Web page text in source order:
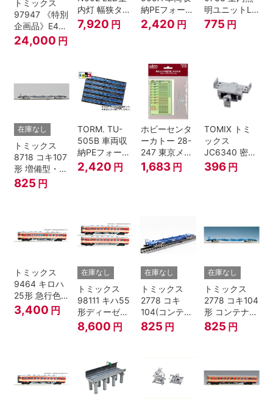
トミックス
97947 《特別
企画品》E4系
上越新幹線 新
塗装・ラスト
24,000 円
内灯 幅狭タイ
プ・白色 10本
鉄道模型
7,920 円
納PEフォーム
12両用 (ライ
トグレー) 2枚
2,420 円
明ユニットLC
(白色)
775 円
在庫なし
トミックス
8718 コキ107
形 増備型・コ
ンテナなし Ｎ
ゲージ
825 円
TORM. TU-
505B 車両収
納PEフォーム
12両用 (ダー
クグレー) 2枚
2,420 円
ホビーセンタ
ーカトー 28-
247 東京メト
ロ半蔵門線
18000系グレ
1,683 円
TOMIX トミ
ックス
JC6340 密連
形TNカプラー
(SP・グレ
ジ
396 円
トミックス
9464 キロハ
25形 急行色･
一段窓 Nゲー
ジ
3,400 円
在庫なし
トミックス
98111 キハ55
形ディーゼル
カー 急行色･
一段窓 2両セ
8,600 円
在庫なし
トミックス
2778 コキ
104(コンテナ
無し) Nゲージ
825 円
在庫なし
トミックス
2778 コキ104
形 コンテナな
し
825 円